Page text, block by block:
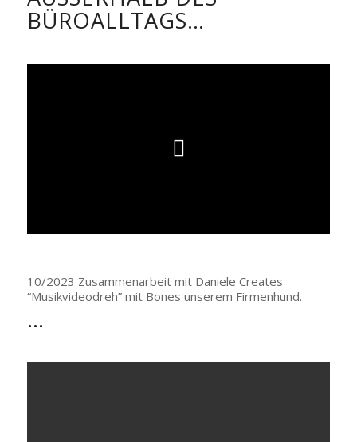
ÜROALLTAGS…
10/2023 Zusammenarbeit mit Daniele Creates
“Musikvideodreh” mit Bones unserem Firmenhund.
…